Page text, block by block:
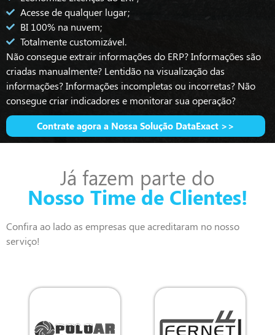
Acesse de qualquer lugar;
BI 100% na nuvem;
Totalmente customizável.
Não consegue extrair informações do ERP? Informações são
criadas manualmente? Lentidão na visualização das
informações? Informações incompletas ou incorretas? Não
consegue criar indicadores e monitorar sua operação?
Contrate agora a Nossa Solução DataExact >>
Já fazem parte do
Nosso Time de Clientes!
Confira ao lado as empresas que acreditaram no nosso
serviço!